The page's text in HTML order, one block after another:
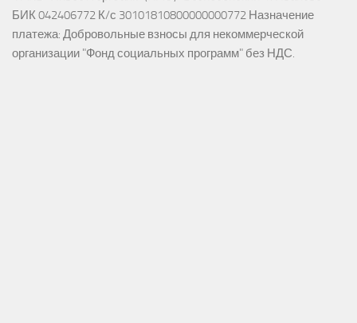
БИК 042406772 К/с 30101810800000000772 Назначение
платежа: Добровольные взносы для некоммерческой
организации "Фонд социальных программ" без НДС.